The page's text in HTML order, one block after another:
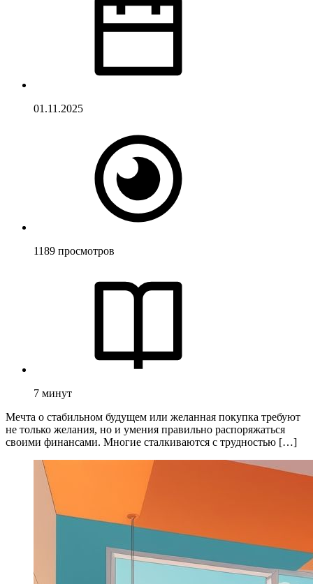
01.11.2025
1189 просмотров
7 минут
Мечта о стабильном будущем или желанная покупка требуют
не только желания, но и умения правильно распоряжаться
своими финансами. Многие сталкиваются с трудностью […]